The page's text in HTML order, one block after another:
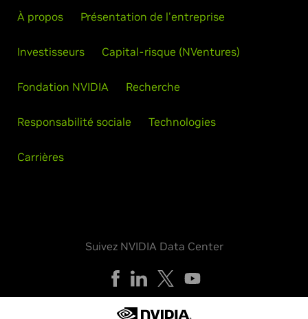
À propos Présentation de l'entreprise
Investisseurs Capital-risque (NVentures)
Fondation NVIDIA Recherche
Responsabilité sociale Technologies
Carrières
Suivez NVIDIA Data Center